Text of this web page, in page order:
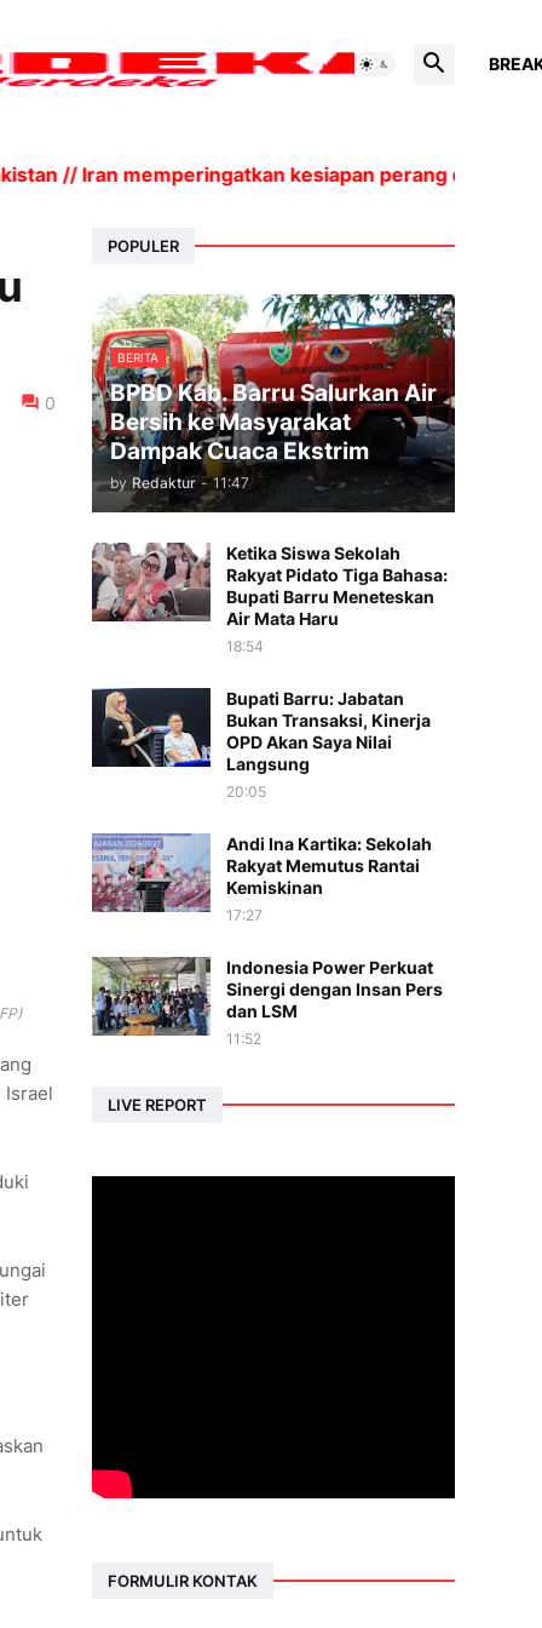
memperingatkan kesiapan perang dan biaya
0
Israel
POPULER
BERITA
BPBD Kab. Barru Salurkan Air
Bersih ke Masyarakat
Dampak Cuaca Ekstrim
by Redaktur - 11:47
Ketika Siswa Sekolah
Rakyat Pidato Tiga Bahasa:
Bupati Barru Meneteskan
Air Mata Haru
18:54
Bupati Barru: Jabatan
Bukan Transaksi, Kinerja
OPD Akan Saya Nilai
Langsung
20:05
Andi Ina Kartika: Sekolah
Rakyat Memutus Rantai
Kemiskinan
17:27
Indonesia Power Perkuat
Sinergi dengan Insan Pers
dan LSM
11:52
LIVE REPORT
FORMULIR KONTAK